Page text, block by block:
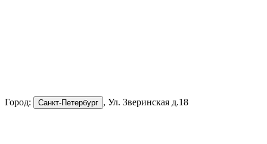
Город: Санкт-Петербург , Ул. Зверинская д.18